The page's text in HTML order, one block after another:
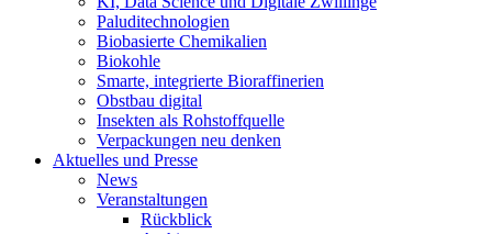
Paluditechnologien
Biobasierte Chemikalien
Biokohle
Smarte, integrierte Bioraffinerien
Obstbau digital
Insekten als Rohstoffquelle
Verpackungen neu denken
Aktuelles und Presse
News
Veranstaltungen
Rückblick